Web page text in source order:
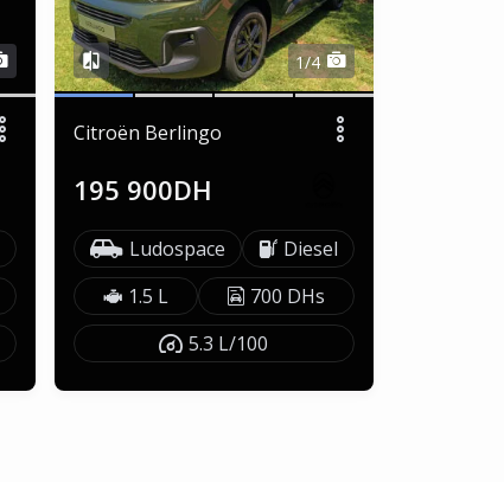
1/4
Citroën Berlingo
195 900DH
Ludospace
Diesel
1.5 L
700 DHs
5.3 L/100